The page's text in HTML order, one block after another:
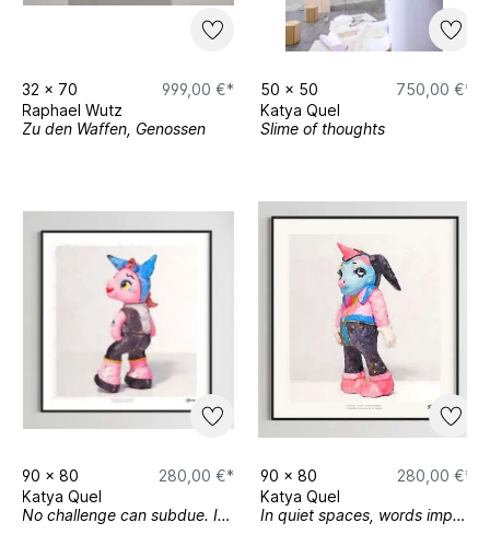
32 x 70
999,00 €*
Raphael Wutz
Zu den Waffen, Genossen
50 x 50
750,00 €*
Katya Quel
Slime of thoughts
90 x 80
280,00 €*
Katya Quel
No challenge can subdue. I am resolute and true.
90 x 80
280,00 €*
Katya Quel
In quiet spaces, words impart I whisper volumes of my heart